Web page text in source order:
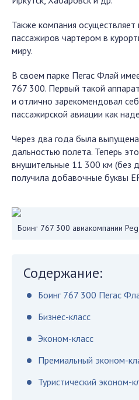
Также компания осуществляет
пассажиров чартером в
миру.
В своем парке Пегас Флай
767 300. Первый такой
и отлично зарекомендовал
пассажирской авиации как
Через два года была
дальностью полета. Теперь
внушительные 11 300 км (без
получила добавочные буквы
Боинг 767 300 авиакомпании
Содержание:
Боинг 767 300 Пегас
Бизнес-класс
Эконом-класс
Премиальный эконом-
Туристический эконом-